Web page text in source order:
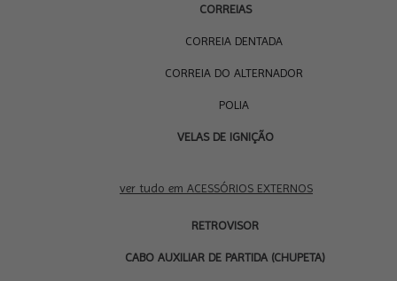
CORREIAS
CORREIA DENTADA
CORREIA DO ALTERNADOR
POLIA
VELAS DE IGNIÇÃO
ver tudo em ACESSÓRIOS EXTERNOS
RETROVISOR
CABO AUXILIAR DE PARTIDA (CHUPETA)